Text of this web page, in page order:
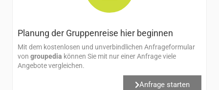
Planung der Gruppenreise hier beginnen​
Mit dem kostenlosen und unverbindlichen Anfrageformular
von groupedia können Sie mit nur einer Anfrage viele
Angebote vergleichen.
Anfrage starten